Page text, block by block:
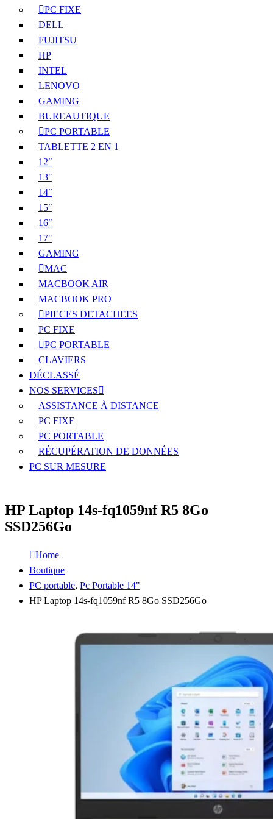
PC FIXE
DELL
FUJITSU
HP
INTEL
LENOVO
GAMING
BUREAUTIQUE
PC PORTABLE
TABLETTE 2 EN 1
12″
13″
14″
15″
16″
17″
GAMING
MAC
MACBOOK AIR
MACBOOK PRO
PIECES DETACHEES
PC FIXE
PC PORTABLE
CLAVIERS
DÉCLASSÉ
NOS SERVICES
ASSISTANCE À DISTANCE
PC FIXE
PC PORTABLE
RÉCUPÉRATION DE DONNÉES
PC SUR MESURE
HP Laptop 14s-fq1059nf R5 8Go
SSD256Go
Home
Boutique
PC portable, Pc Portable 14"
HP Laptop 14s-fq1059nf R5 8Go SSD256Go